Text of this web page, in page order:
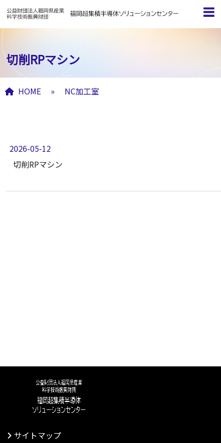
切削RPマシン
HOME » NC加工室
2026-05-12
切削RPマシン
サイトマップ